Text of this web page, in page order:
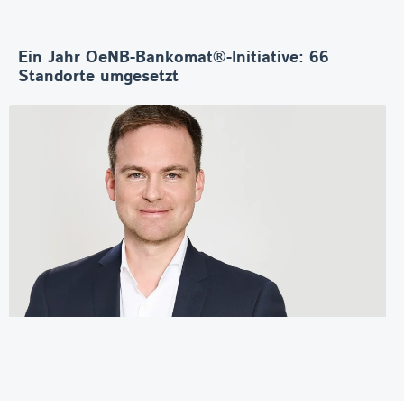
Ein Jahr OeNB-Bankomat®-Initiative: 66
Standorte umgesetzt